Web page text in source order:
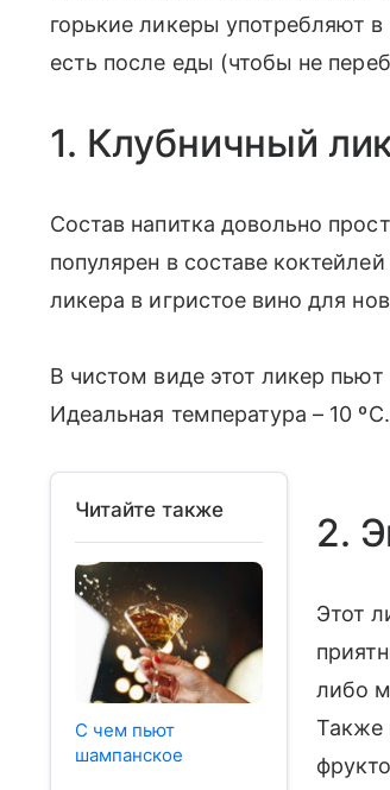
горькие ликеры употребляют
есть после еды (чтобы не
1. Клубничный
Состав напитка довольно
популярен в составе
ликера в игристое вино для
В чистом виде этот ликер
Идеальная температура – 10 ºC.
Читайте также
С чем пьют
шампанское
2.
Этот
либо
Также